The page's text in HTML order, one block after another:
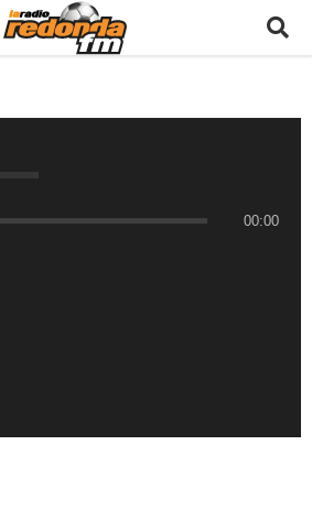
00:00